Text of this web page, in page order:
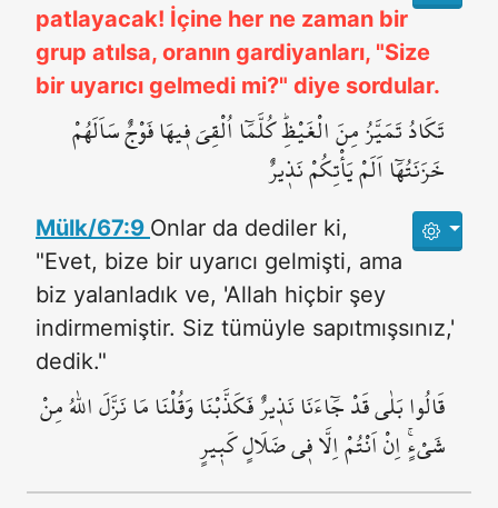
patlayacak! İçine her ne zaman bir
grup atılsa, oranın gardiyanları, "Size
bir uyarıcı gelmedi mi?" diye sordular.
تَكَادُ تَمَيَّزُ مِنَ الْغَيْظِۜ كُلَّمَٓا اُلْقِيَ ف۪يهَا فَوْجٌ سَاَلَهُمْ
خَزَنَتُهَٓا اَلَمْ يَأْتِكُمْ نَذ۪يرٌ
Mülk/67:9 Onlar da dediler ki,
"Evet, bize bir uyarıcı gelmişti, ama
biz yalanladık ve, 'Allah hiçbir şey
indirmemiştir. Siz tümüyle sapıtmışsınız,'
dedik."
قَالُوا بَلٰى قَدْ جَٓاءَنَا نَذ۪يرٌ فَكَذَّبْنَا وَقُلْنَا مَا نَزَّلَ اللّٰهُ مِنْ
شَيْءٍۚ اِنْ اَنْتُمْ اِلَّا ف۪ي ضَلَالٍ كَب۪يرٍ